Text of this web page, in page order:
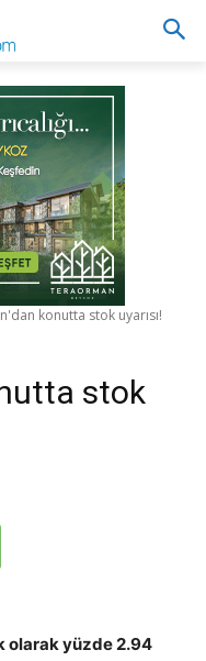
konutta stok uyarısı!
stok
olarak yüzde 2.94